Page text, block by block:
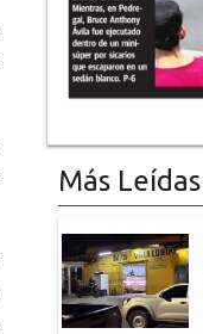
Más Leídas